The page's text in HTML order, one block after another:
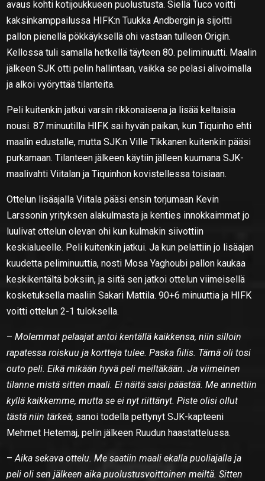
avaus kohti kotijoukkueen puolustusta. Siellä Tuco voitti
kaksinkamppailussa HIFK:n Tuukka Andbergin ja sijoitti
pallon pienellä pökkäyksellä ohi vastaan tulleen Origin.
Kellossa tuli samalla hetkellä täyteen 80. peliminuutti. Maalin
jälkeen SJK otti pelin hallintaan, vaikka se pelasi alivoimalla
ja alkoi vyöryttää tilanteita.
Peli kuitenkin jatkui varsin rikkonaisena ja lisää keltaisia
nousi. 87 minuutilla HIFK sai hyvän paikan, kun Tiquinho ehti
maalin edustalle, mutta SJK:n Ville Tikkanen kuitenkin pääsi
purkamaan. Tilanteen jälkeen käytiin jälleen kuumana SJK-
maalivahti Viitalan ja Tiquinhon kovistellessa toisiaan.
Ottelun lisäajalla Viitala pääsi ensin torjumaan Kevin
Larssonin yrityksen alakulmasta ja kenties innokkaimmat jo
luulivat ottelun olevan ohi kun kulmakin siivottiin
keskialueelle. Peli kuitenkin jatkui. Ja kun pelattiin jo lisäajan
kuudetta peliminuuttia, nosti Mosa Yaghoubi pallon kaukaa
keskikentältä boksiin, ja siitä sen jatkoi ottelun viimeisellä
kosketuksella maaliin Sakari Mattila. 90+6 minuuttia ja HIFK
voitti ottelun 2-1 tuloksella.
–Molemmat pelaajat antoi kentällä kaikkensa, niin silloin
rapatessa roiskuu ja kortteja tulee. Paska fiilis. Tämä oli tosi
outo peli. Eikä mikään hyvä peli meiltäkään. Ja viimeinen
tilanne mistä sitten maali. Ei näitä saisi päästää. Me annettiin
kyllä kaikkemme, mutta se ei nyt riittänyt. Piste olisi ollut
tästä niin tärkeä, sanoi todella pettynyt SJK-kapteeni
Mehmet Hetemaj, pelin jälkeen Ruudun haastattelussa.
–Aika sekava ottelu. Me saatiin maali ekalla puoliajalla ja
peli oli sen jälkeen aika puolustusvoittoinen meiltä. Sitten